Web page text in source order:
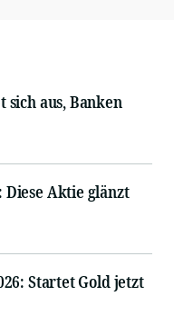
aus, Banken
Diese Aktie glänzt
Startet Gold jetzt